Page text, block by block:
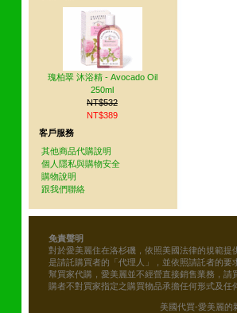
瑰柏翠 沐浴精 - Avocado Oil
250ml
NT$532
NT$389
客戶服務
其他商品代購說明
個人隱私與購物安全
購物說明
跟我們聯絡
免責聲明
對於愛美麗住在洛杉磯，依照美國法律的規範
是請託購買者的「代理人」，並依照請託者的
幫買家代購，愛美麗並不經營直接銷售業務，
購者不對買家指定之購買物品承擔任何形式及
美國代買-愛美麗的